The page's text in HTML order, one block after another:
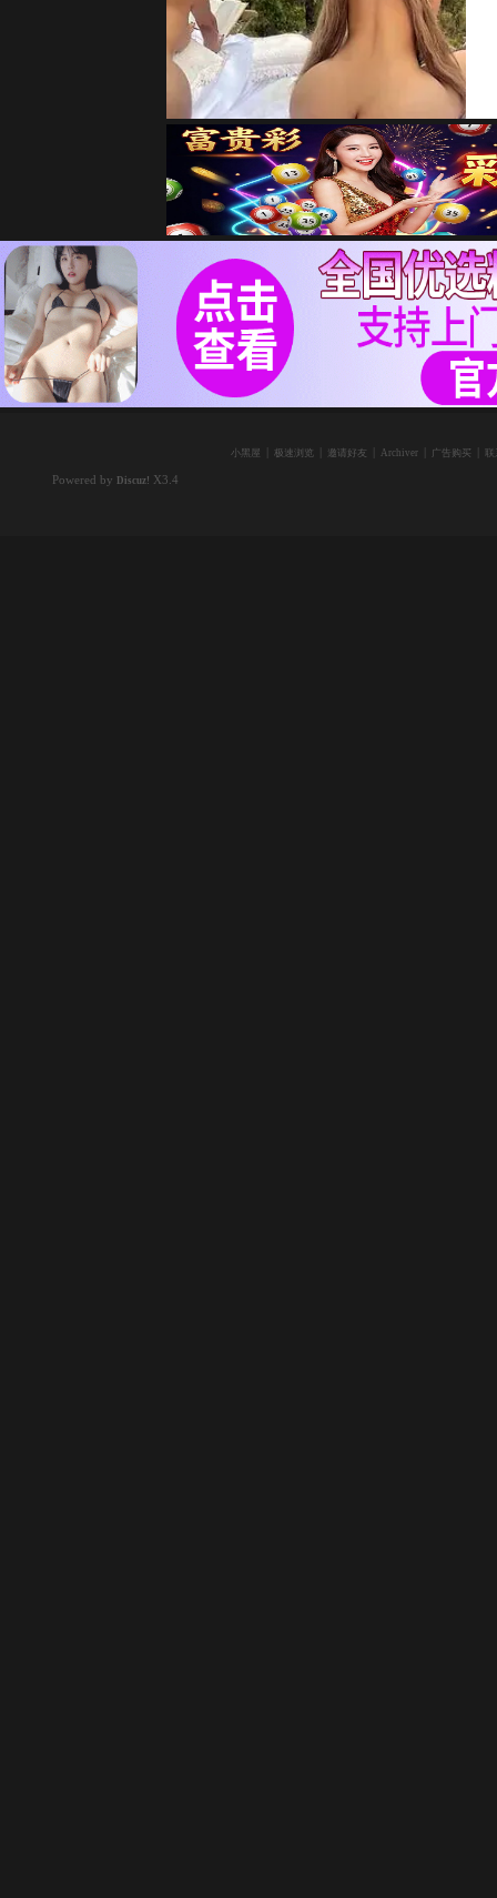
小黑屋 极速浏览 邀请好友 Archiver 广告购买
Powered by Discuz! X3.4